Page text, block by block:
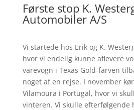
Første stop K.
Automobiler A/S
Vi startede hos Erik og K.
hvor vi endelig kunne aflevere
varevogn i Texas Gold-farven
noget af en rejse. I november
Vilamoura i Portugal, hvor vi
vinteren. Vi skulle efterfølgende